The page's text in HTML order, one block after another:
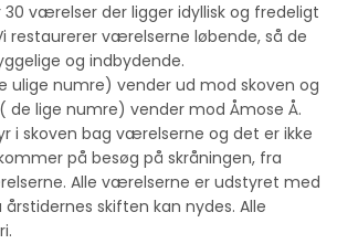
30 værelser der ligger idyllisk og fredeligt
restaurerer værelserne løbende, så de
og indbydende.
ulige numre) vender ud mod skoven og
de lige numre) vender mod Åmose Å.
i skoven bag værelserne og det er ikke
på besøg på skråningen, fra
Alle værelserne er udstyret med
skiften kan nydes. Alle